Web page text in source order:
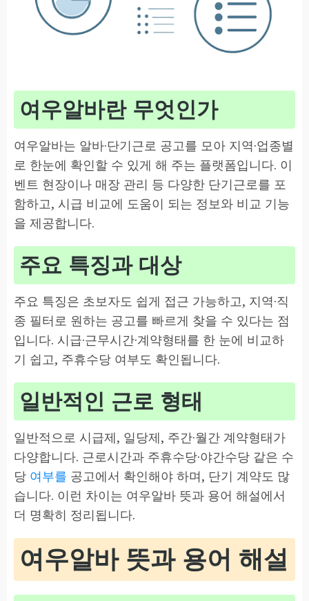
여우알바란 무엇인가
여우알바는 알바·단기근로 공고를 모아 지역·업종별
로 한눈에 확인할 수 있게 해 주는 플랫폼입니다. 이
벤트 현장이나 매장 관리 등 다양한 단기근로를 포
함하고, 시급 비교에 도움이 되는 정보와 비교 기능
을 제공합니다.
주요 특징과 대상
주요 특징은 초보자도 쉽게 접근 가능하고, 지역·직
종 필터로 원하는 공고를 빠르게 찾을 수 있다는 점
입니다. 시급·근무시간·계약형태를 한 눈에 비교하
기 쉽고, 주휴수당 여부도 확인됩니다.
일반적인 근로 형태
일반적으로 시급제, 일당제, 주간·월간 계약형태가
다양합니다. 근로시간과 주휴수당·야간수당 같은 수
당 여부를 공고에서 확인해야 하며, 단기 계약도 많
습니다. 이런 차이는 여우알바 뜻과 용어 해설에서
더 명확히 정리됩니다.
여우알바 뜻과 용어 해설